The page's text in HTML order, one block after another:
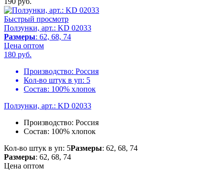
Быстрый просмотр
Ползунки, арт.: KD 02033
Размеры: 62, 68, 74
Цена оптом
180 руб.
Производство: Россия
Кол-во штук в уп: 5
Состав: 100% хлопок
Ползунки, арт.: KD 02033
Производство: Россия
Состав: 100% хлопок
Кол-во штук в уп: 5Размеры: 62, 68, 74
Размеры: 62, 68, 74
Цена оптом